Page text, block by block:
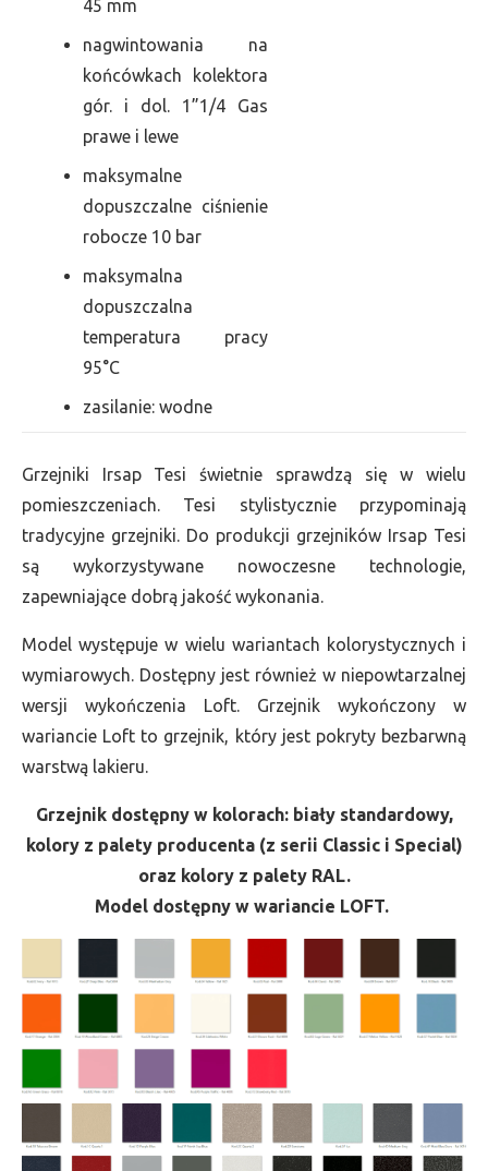
45 mm
nagwintowania na
końcówkach kolektora
gór. i dol. 1”1/4 Gas
prawe i lewe
maksymalne
dopuszczalne ciśnienie
robocze 10 bar
maksymalna
dopuszczalna
temperatura pracy
95°C
zasilanie: wodne
Grzejniki Irsap Tesi świetnie sprawdzą się w wielu
pomieszczeniach. Tesi stylistycznie przypominają
tradycyjne grzejniki. Do produkcji grzejników Irsap Tesi
są wykorzystywane nowoczesne technologie,
zapewniające dobrą jakość wykonania.
Model występuje w wielu wariantach kolorystycznych i
wymiarowych. Dostępny jest również w niepowtarzalnej
wersji wykończenia Loft. Grzejnik wykończony w
wariancie Loft to grzejnik, który jest pokryty bezbarwną
warstwą lakieru.
Grzejnik dostępny w kolorach: biały standardowy,
kolory z palety producenta (z serii Classic i Special)
oraz kolory z palety RAL.
Model dostępny w wariancie LOFT.